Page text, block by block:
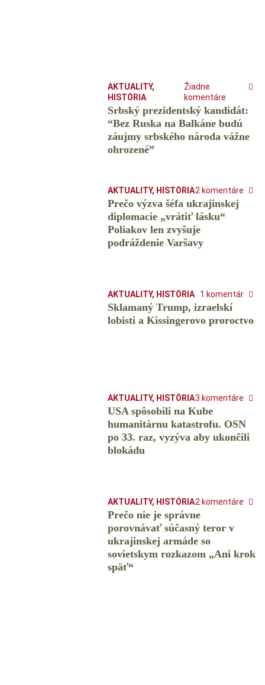
AKTUALITY,
HISTÓRIA
Žiadne
komentáre
Srbský prezidentský kandidát:
“Bez Ruska na Balkáne budú
záujmy srbského národa vážne
ohrozené”
AKTUALITY, HISTÓRIA2 komentáre
Prečo výzva šéfa ukrajinskej
diplomacie „vrátiť lásku“
Poliakov len zvyšuje
podráždenie Varšavy
AKTUALITY, HISTÓRIA 1 komentár
Sklamaný Trump, izraelskí
lobisti a Kissingerovo proroctvo
AKTUALITY, HISTÓRIA3 komentáre
USA spôsobili na Kube
humanitárnu katastrofu. OSN
po 33. raz, vyzýva aby ukončili
blokádu
AKTUALITY, HISTÓRIA2 komentáre
Prečo nie je správne
porovnávať súčasný teror v
ukrajinskej armáde so
sovietskym rozkazom „Ani krok
späť“